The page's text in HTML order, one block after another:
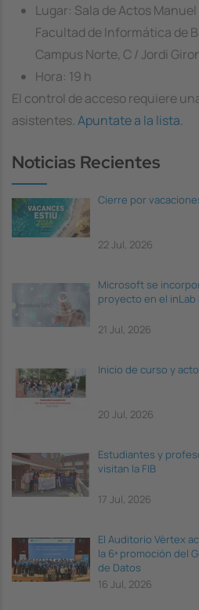
Lugar: Sala de Actos
Facultad de Informática de
Campus Norte, C / Jordi
Hora: 19 h
El control de acceso requiere
asistentes.Apuntate a la lista.
Noticias Recientes
Cierre por
22 Jul, 2026
Microsoft se
proyecto en el inLab
21 Jul, 2026
Inicio de curso y
20 Jul, 2026
Estudiantes y
visitan la FIB
17 Jul, 2026
El Auditorio Vèrtex
la 6ª promoción del
de Datos
16 Jul, 2026